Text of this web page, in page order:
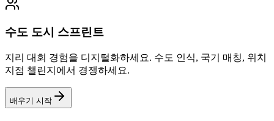
수도 도시 스프린트
지리 대회 경험을 디지털화하세요. 수도 인식, 국기 매칭, 위치
지점 챌린지에서 경쟁하세요.
배우기 시작